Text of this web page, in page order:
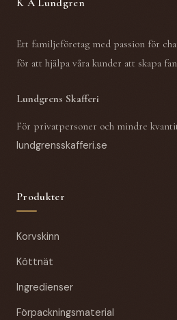
K A Lundgren
Ett familjeföretag med passion för
för att hjälpa våra kunder att skapa
Lundgrens Skafferi
För privatpersoner och mindre
lundgrensskafferi.se
Produkter
Korvskinn
Köttnät
Ingredienser
Förpackningsmaterial